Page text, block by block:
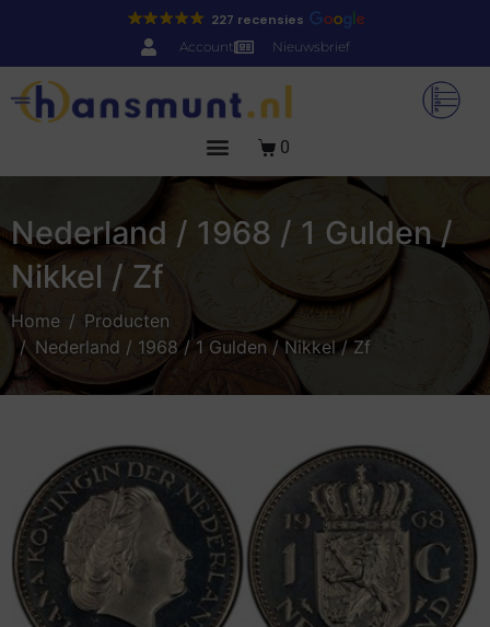
227 recensies
Account Nieuwsbrief
0
Nederland / 1968 / 1 Gulden /
Nikkel / Zf
Home
Producten
Nederland / 1968 / 1 Gulden / Nikkel / Zf